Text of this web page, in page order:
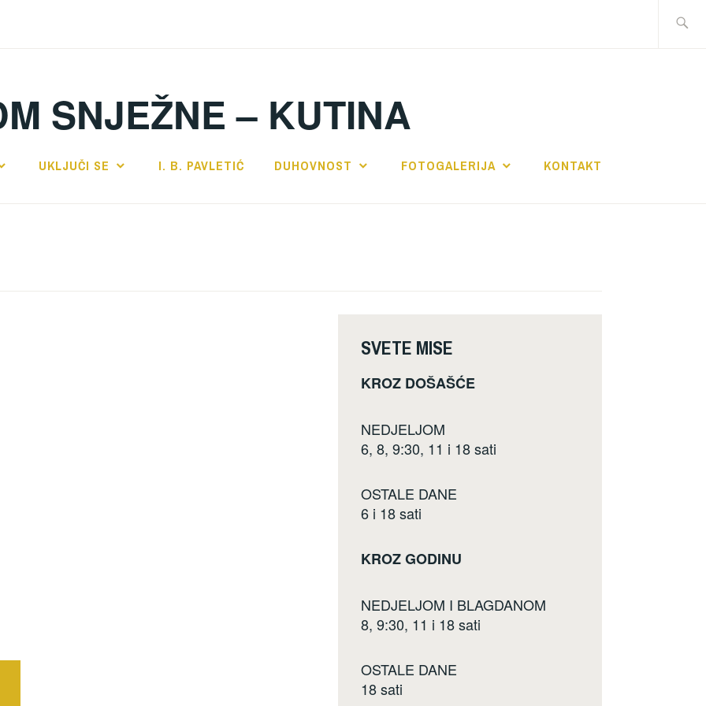
SNJEŽNE – KUTINA
UKLJUČI SE I. B. PAVLETIĆ DUHOVNOST FOTOGALERIJA KONTAKT
SVETE MISE
KROZ DOŠAŠĆE
NEDJELJOM
6, 8, 9:30, 11 i 18 sati
OSTALE DANE
6 i 18 sati
KROZ GODINU
NEDJELJOM I BLAGDANOM
8, 9:30, 11 i 18 sati
OSTALE DANE
18 sati